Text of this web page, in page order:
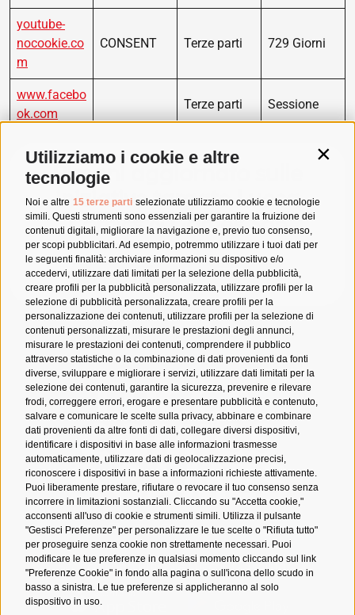
Utilizziamo i cookie e altre
tecnologie
Noi e altre 15 terze parti selezionate utilizziamo cookie e tecnologie
simili. Questi strumenti sono essenziali per garantire la fruizione dei
contenuti digitali, migliorare la navigazione e, previo tuo consenso,
per scopi pubblicitari. Ad esempio, potremmo utilizzare i tuoi dati per
le seguenti finalità: archiviare informazioni su dispositivo e/o
accedervi, utilizzare dati limitati per la selezione della pubblicità,
creare profili per la pubblicità personalizzata, utilizzare profili per la
selezione di pubblicità personalizzata, creare profili per la
personalizzazione dei contenuti, utilizzare profili per la selezione di
contenuti personalizzati, misurare le prestazioni degli annunci,
misurare le prestazioni dei contenuti, comprendere il pubblico
attraverso statistiche o la combinazione di dati provenienti da fonti
diverse, sviluppare e migliorare i servizi, utilizzare dati limitati per la
selezione dei contenuti, garantire la sicurezza, prevenire e rilevare
frodi, correggere errori, erogare e presentare pubblicità e contenuto,
salvare e comunicare le scelte sulla privacy, abbinare e combinare
dati provenienti da altre fonti di dati, collegare diversi dispositivi,
identificare i dispositivi in base alle informazioni trasmesse
automaticamente, utilizzare dati di geolocalizzazione precisi,
riconoscere i dispositivi in base a informazioni richieste attivamente.
Puoi liberamente prestare, rifiutare o revocare il tuo consenso senza
incorrere in limitazioni sostanziali. Cliccando su "Accetta cookie,"
acconsenti all'uso di cookie e strumenti simili. Utilizza il pulsante
"Gestisci Preferenze" per personalizzare le tue scelte o "Rifiuta tutto"
per proseguire senza cookie non strettamente necessari. Puoi
modificare le tue preferenze in qualsiasi momento cliccando sul link
"Preferenze Cookie" in fondo alla pagina o sull'icona dello scudo in
basso a sinistra. Le tue preferenze si applicheranno al solo
dispositivo in uso.
youtube-
nocookie.co
m
CONSENT Terze parti 729 Giorni
www.facebo
ok.com
Terze parti Sessione
Rimani aggiornato sulle
iniziative targate Lucca
Comics & Games 365
ISCRIVITI ALLA NEWSLETTER
YouTube
Twitch
X InstagramFacebook
TiktokSpotifyNewsletter
Scarica l'app ufficiale LuccaCG Assistant